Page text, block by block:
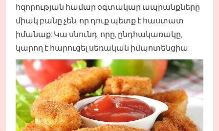
հզորության համար օգտակար ապրանքները
միակ բանը չեն, որ դուք պետք է հաստատ
իմանաք: Կա սնունդ, որը, ընդհակառակը,
կարող է հարուցել սեռական իմպոտենցիա: